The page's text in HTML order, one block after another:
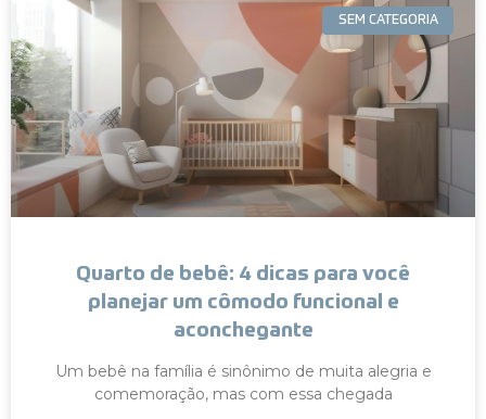
SEM CATEGORIA
Quarto de bebê: 4 dicas para você
planejar um cômodo funcional e
aconchegante
Um bebê na família é sinônimo de muita alegria e
comemoração, mas com essa chegada